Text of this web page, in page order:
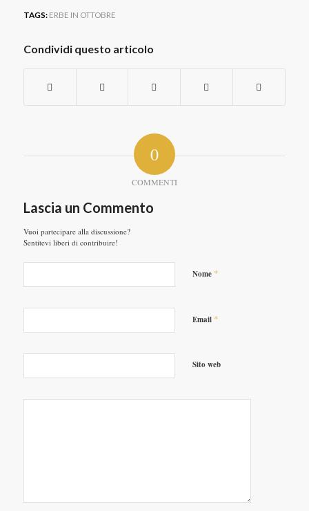
TAGS: ERBE IN OTTOBRE
Condividi questo articolo
0
COMMENTI
Lascia un Commento
Vuoi partecipare alla discussione?
Sentitevi liberi di contribuire!
Nome *
Email *
Sito web